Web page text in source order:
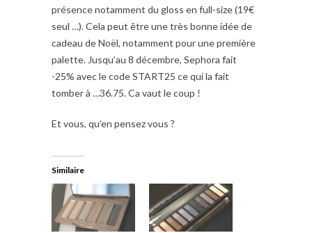
présence notamment du gloss en full-size (19€
seul …). Cela peut être une très bonne idée de
cadeau de Noël, notamment pour une première
palette. Jusqu’au 8 décembre, Sephora fait
-25% avec le code START25 ce qui la fait
tomber à …36.75. Ca vaut le coup !
Et vous, qu’en pensez vous ?
Similaire